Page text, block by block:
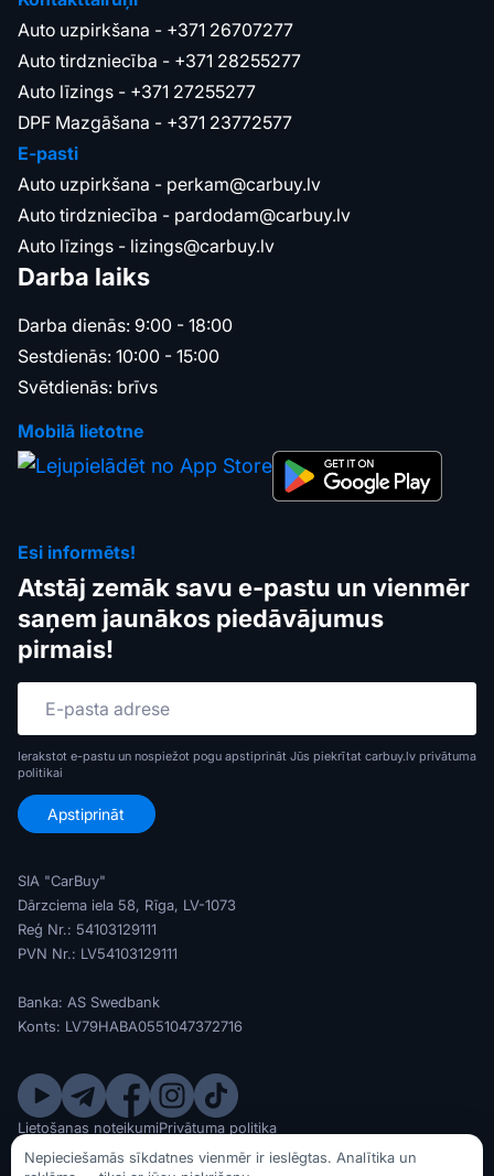
Auto uzpirkšana - +371 26707277
Auto tirdzniecība - +371 28255277
Auto līzings - +371 27255277
DPF Mazgāšana - +371 23772577
E-pasti
Auto uzpirkšana - perkam@carbuy.lv
Auto tirdzniecība - pardodam@carbuy.lv
Auto līzings - lizings@carbuy.lv
Darba laiks
Darba dienās: 9:00 - 18:00
Sestdienās: 10:00 - 15:00
Svētdienās: brīvs
Mobilā lietotne
Esi informēts!
Atstāj zemāk savu e-pastu un vienmēr
saņem jaunākos piedāvājumus
pirmais!
Ierakstot e-pastu un nospiežot pogu apstiprināt Jūs piekrītat carbuy.lv privātuma
politikai
SIA "CarBuy"
Dārzciema iela 58, Rīga, LV-1073
Reģ Nr.: 54103129111
PVN Nr.: LV54103129111
Banka: AS Swedbank
Konts: LV79HABA0551047372716
© SIA CarBuy 2020 - 2026
Lietošanas noteikumiPrivātuma politika
Nepieciešamās sīkdatnes vienmēr ir ieslēgtas. Analītika un